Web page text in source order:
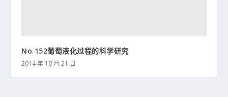
No.152葡萄液化过程的科学研究
2014 年 10 月 21 日